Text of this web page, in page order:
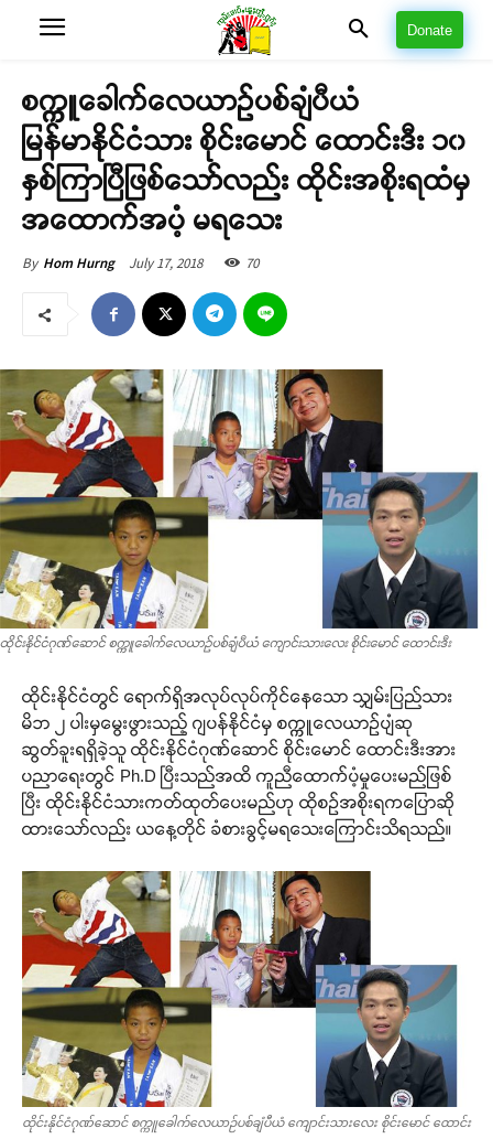
Donate
စက္ကူခေါက်လေယာဉ်ပစ်ချံပီယံ
မြန်မာနိုင်ငံသား စိုင်းမောင် ထောင်းဒီး ၁၀
နှစ်ကြာပြီဖြစ်သော်လည်း ထိုင်းအစိုးရထံမှ
အထောက်အပံ့ မရသေး
By Hom Hurng July 17, 2018 70
ထိုင်းနိုင်ငံဂုဏ်ဆောင် စက္ကူခေါက်လေယာဉ်ပစ်ချံပီယံ ကျောင်းသားလေး စိုင်းမောင် ထောင်းဒီး
ထိုင်းနိုင်ငံတွင် ရောက်ရှိအလုပ်လုပ်ကိုင်နေသော သျှမ်းပြည်သား
မိဘ ၂ ပါးမှမွေးဖွားသည့် ဂျပန်နိုင်ငံမှ စက္ကူလေယာဉ်ပျံဆု
ဆွတ်ခူးရရှိခဲ့သူ ထိုင်းနိုင်ငံဂုဏ်ဆောင် စိုင်းမောင် ထောင်းဒီးအား
ပညာရေးတွင် Ph.D ပြီးသည်အထိ ကူညီထောက်ပံ့မှုပေးမည်ဖြစ်
ပြီး ထိုင်းနိုင်ငံသားကတ်ထုတ်ပေးမည်ဟု ထိုစဉ်အစိုးရကပြောဆို
ထားသော်လည်း ယနေ့တိုင် ခံစားခွင့်မရသေးကြောင်းသိရသည်။
ထိုင်းနိုင်ငံဂုဏ်ဆောင် စက္ကူခေါက်လေယာဉ်ပစ်ချံပီယံ ကျောင်းသားလေး စိုင်းမောင် ထောင်း